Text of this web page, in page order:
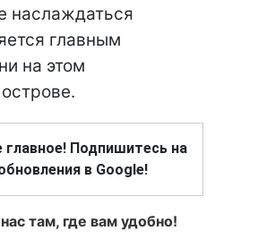
наслаждаться
главным
на этом
главное! Подпишитесь на
в Google!
там, где вам удобно!